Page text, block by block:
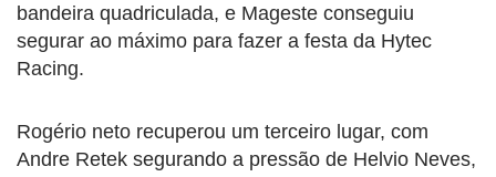
bandeira quadriculada, e Mageste conseguiu
segurar ao máximo para fazer a festa da Hytec
Racing.
Rogério neto recuperou um terceiro lugar, com
Andre Retek segurando a pressão de Helvio Neves,